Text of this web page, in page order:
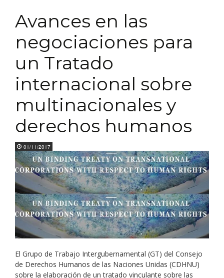
Avances en las
negociaciones para
un Tratado
internacional sobre
multinacionales y
derechos humanos
01/11/2017
El Grupo de Trabajo Intergubernamental (GT) del Consejo
de Derechos Humanos de las Naciones Unidas (CDHNU)
sobre la elaboración de un tratado vinculante sobre las